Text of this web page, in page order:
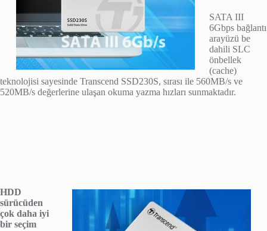
SATA III
6Gbps bağlantı
arayüzü be
dahili SLC
önbellek
(cache)
teknolojisi sayesinde Transcend SSD230S, sırası ile 560MB/s ve
520MB/s değerlerine ulaşan okuma yazma hızları sunmaktadır.
HDD
sürücüden
çok daha iyi
bir seçim